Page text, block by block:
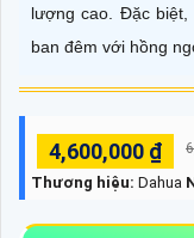
lượng cao. Đặc
ban đêm với hồng
4,600,000 ₫
Thương hiệu: Dahua